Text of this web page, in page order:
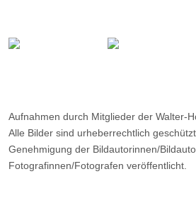
Datum: ---
Aufnahmen durch Mitglieder der Walter-
Alle Bilder sind urheberrechtlich
Genehmigung der Bildautorinnen/
Fotografinnen/Fotografen veröffentlicht.